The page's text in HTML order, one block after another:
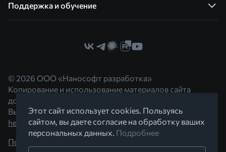
Поддержка и обучение
© 2026 ООО «Нанософт разработка»
Копирование и использование материалов сайта
допускается с согласия правообладателя.
Вы можете обратиться к нам по адресу
hello@nanocad.ru
Политика конфиденциальности
Этот сайт использует cookies. Пользуясь
сайтом, вы даете согласие на обработку ваших
персональных данных. Подробнее